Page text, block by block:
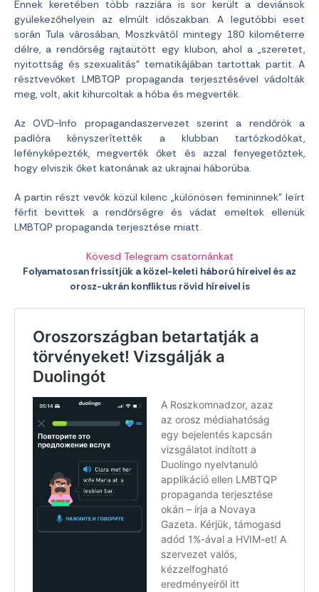
Ennek keretében több razziára is sor került a deviánsok
gyülekezőhelyein az elmúlt időszakban. A legutóbbi eset
során Tula városában, Moszkvától mintegy 180 kilométerre
délre, a rendőrség rajtaütött egy klubon, ahol a „szeretet,
nyitottság és szexualitás” tematikájában tartottak partit. A
résztvevőket LMBTQP propaganda terjesztésével vádolták
meg, volt, akit kihurcoltak a hóba és megverték.
Az OVD-Info propagandaszervezet szerint a rendőrök a
padlóra kényszerítették a klubban tartózkodókat,
lefényképezték, megverték őket és azzal fenyegetőztek,
hogy elviszik őket katonának az ukrajnai háborúba.
A partin részt vevők közül kilenc „különösen femininnek” leírt
férfit bevittek a rendőrségre és vádat emeltek ellenük
LMBTQP propaganda terjesztése miatt.
Kövesd Telegram csatornánkat
Folyamatosan frissítjük a közel-keleti háború híreivel és az
orosz-ukrán konfliktus rövid híreivel is